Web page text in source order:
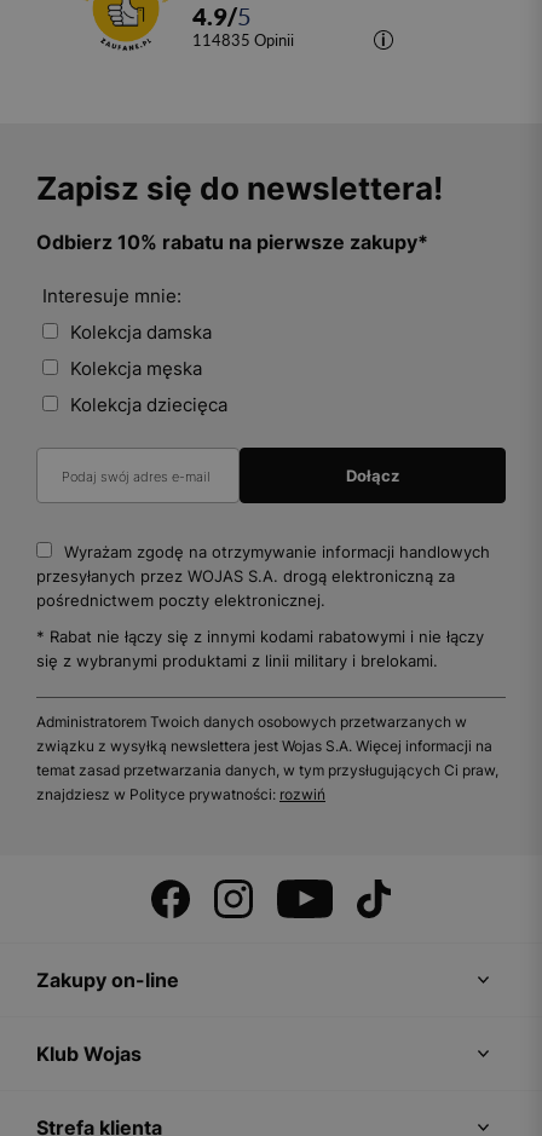
4.9/5
114835 opinii
Zapisz się do newslettera!
Odbierz 10% rabatu na pierwsze zakupy*
Interesuje mnie:
Kolekcja damska
Kolekcja męska
Kolekcja dziecięca
Wyrażam zgodę na otrzymywanie informacji handlowych
przesyłanych przez WOJAS S.A. drogą elektroniczną za
pośrednictwem poczty elektronicznej.
* Rabat nie łączy się z innymi kodami rabatowymi i nie łączy
się z wybranymi produktami z linii military i brelokami.
Administratorem Twoich danych osobowych przetwarzanych w
związku z wysyłką newslettera jest Wojas S.A. Więcej informacji na
temat zasad przetwarzania danych, w tym przysługujących Ci praw,
znajdziesz w Polityce prywatności: rozwiń
Zakupy on-line
Klub Wojas
Strefa klienta